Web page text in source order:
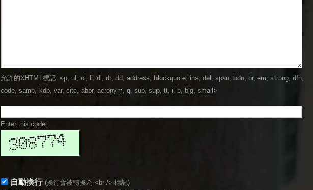
允許的XHTML標記: <p, ul, ol, li, dl, dt, dd, address, blockquote, ins, del, span, bdo, br, em, strong, dfn,
code, samp, kdb, var, cite, abbr, acronym, q, sub, sup, tt, i, b, big, small>
Enter this code:
自動換行 (換行會被轉換為 <br /> 標記)